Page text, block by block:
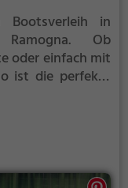
in
Ob
oder einfach mit
ist die perfekte
und echte